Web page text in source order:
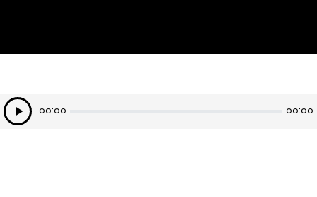
Lecteur
audio
00:00 00:00